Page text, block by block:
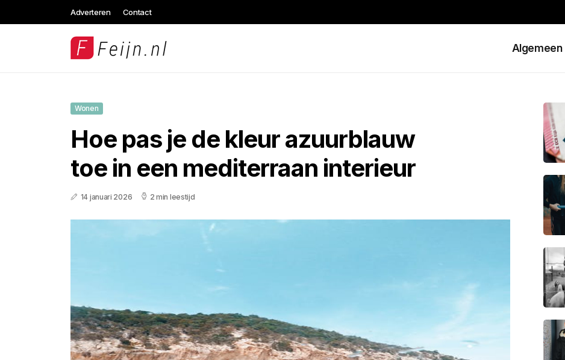
Adverteren Contact
Algemeen
Wonen
Hoe pas je de kleur azuurblauw
toe in een mediterraan interieur
14 januari 2026 2 min leestijd